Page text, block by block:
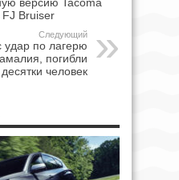
FJ Bruiser
Следующий
по лагерю
погибли
десятки человек